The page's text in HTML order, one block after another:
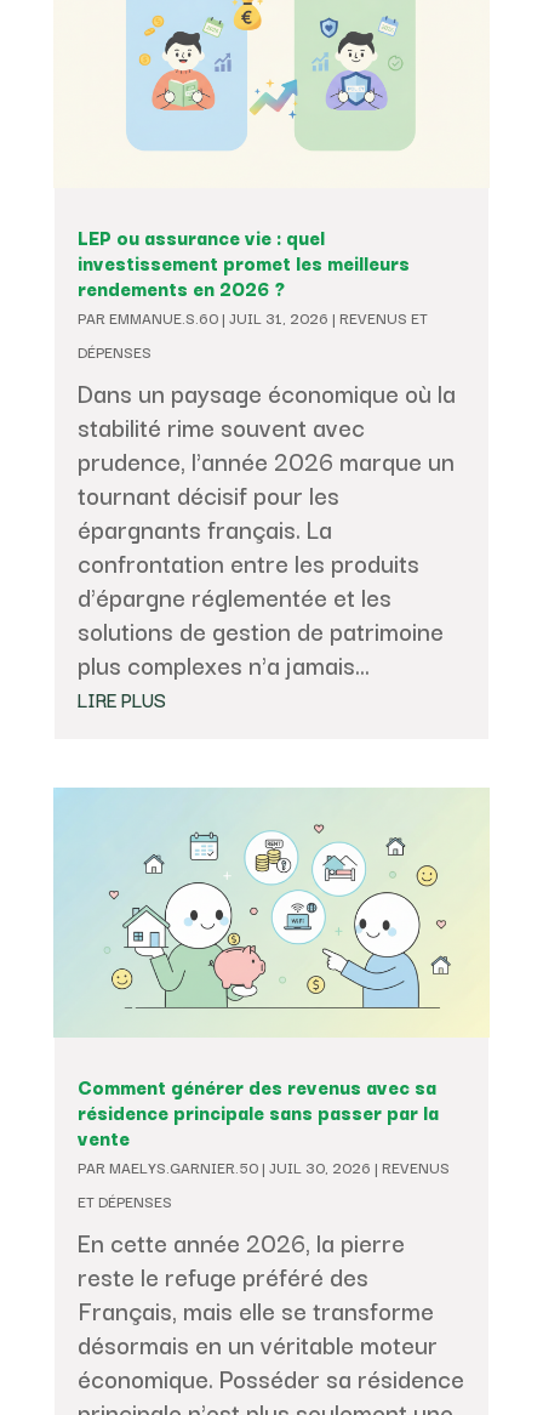
LEP ou assurance vie : quel
investissement promet les meilleurs
rendements en 2026 ?
PAR EMMANUE.S.60| JUIL 31, 2026 | REVENUS ET
DÉPENSES
Dans un paysage économique où la
stabilité rime souvent avec
prudence, l'année 2026 marque un
tournant décisif pour les
épargnants français. La
confrontation entre les produits
d'épargne réglementée et les
solutions de gestion de patrimoine
plus complexes n'a jamais...
LIRE PLUS
Comment générer des revenus avec sa
résidence principale sans passer par la
vente
PAR MAELYS.GARNIER.50| JUIL 30, 2026 | REVENUS
ET DÉPENSES
En cette année 2026, la pierre
reste le refuge préféré des
Français, mais elle se transforme
désormais en un véritable moteur
économique. Posséder sa résidence